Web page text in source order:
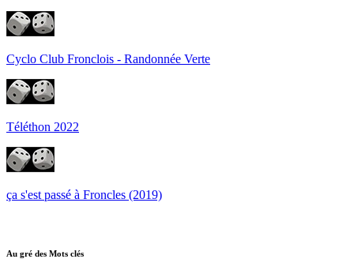
Cyclo Club Fronclois - Randonnée Verte
Téléthon 2022
ça s'est passé à Froncles (2019)
Au gré des Mots clés